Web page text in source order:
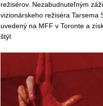
režisérov. Nezabudnuteľným
vizionárskeho režiséra Tarsema
uvedený na MFF v Toronte a
štýl.